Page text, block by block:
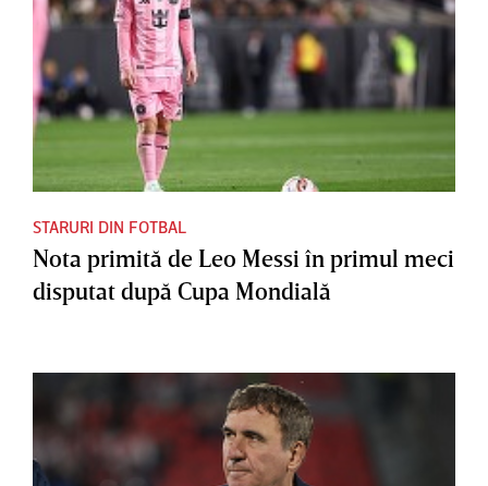
STARURI DIN FOTBAL
Nota primită de Leo Messi în primul meci
disputat după Cupa Mondială